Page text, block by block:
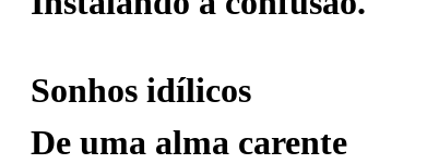
Sonhos idílicos
De uma alma carente